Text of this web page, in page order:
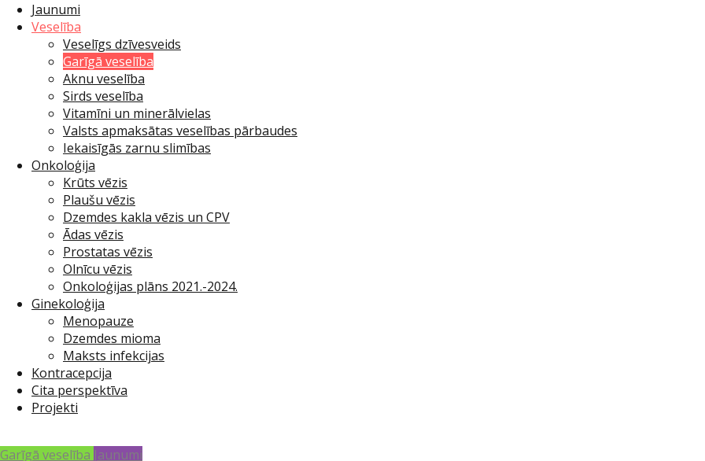
Jaunumi
Veselība
Veselīgs dzīvesveids
Garīgā veselība
Aknu veselība
Sirds veselība
Vitamīni un minerālvielas
Valsts apmaksātas veselības pārbaudes
Iekaisīgās zarnu slimības
Onkoloģija
Krūts vēzis
Plaušu vēzis
Dzemdes kakla vēzis un CPV
Ādas vēzis
Prostatas vēzis
Olnīcu vēzis
Onkoloģijas plāns 2021.-2024.
Ginekoloģija
Menopauze
Dzemdes mioma
Maksts infekcijas
Kontracepcija
Cita perspektīva
Projekti
Garīgā veselība Jaunumi